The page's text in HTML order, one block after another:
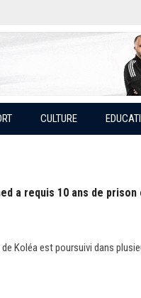
CULTURE
a requis 10 ans de
Koléa est poursuivi dans